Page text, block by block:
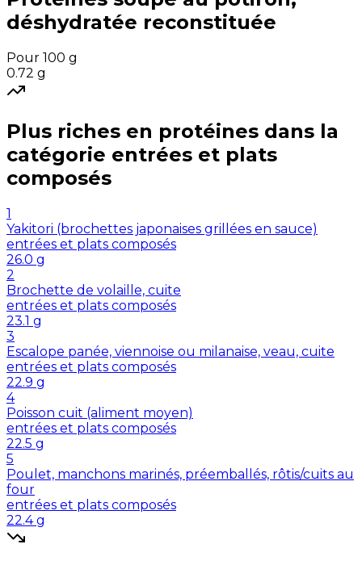
déshydratée reconstituée
Pour 100 g
0.72 g
Plus riches en protéines dans la
catégorie entrées et plats
composés
1
Yakitori (brochettes japonaises grillées en sauce)
entrées et plats composés
26.0 g
2
Brochette de volaille, cuite
entrées et plats composés
23.1 g
3
Escalope panée, viennoise ou milanaise, veau, cuite
entrées et plats composés
22.9 g
4
Poisson cuit (aliment moyen)
entrées et plats composés
22.5 g
5
Poulet, manchons marinés, préemballés, rôtis/cuits au
four
entrées et plats composés
22.4 g